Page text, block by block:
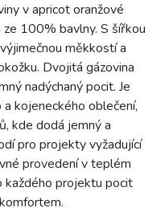
v apricot oranžové
100% bavlny. S šířkou
měkkostí a
Dvojitá gázovina
nadýchaný pocit. Je
kojeneckého oblečení,
kde dodá jemný a
pro projekty vyžadující
provedení v teplém
každého projektu pocit